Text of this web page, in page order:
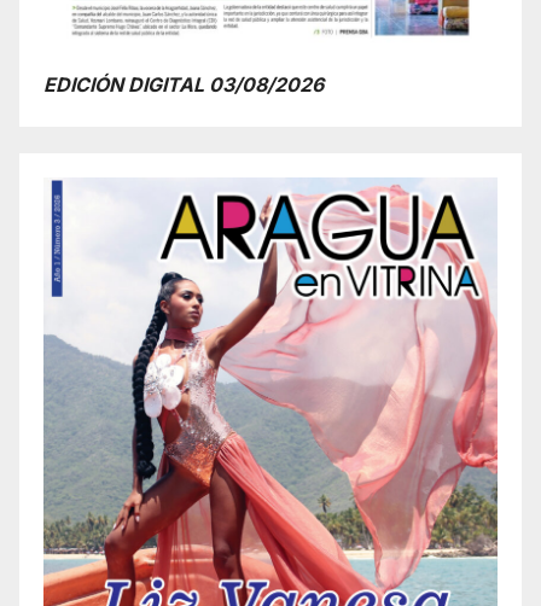
EDICIÓN DIGITAL 03/08/2026